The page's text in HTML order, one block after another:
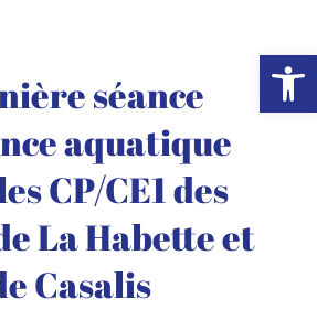
Ouvrir
séance
aquatique
CP/CE1 des
La Habette et
Casalis